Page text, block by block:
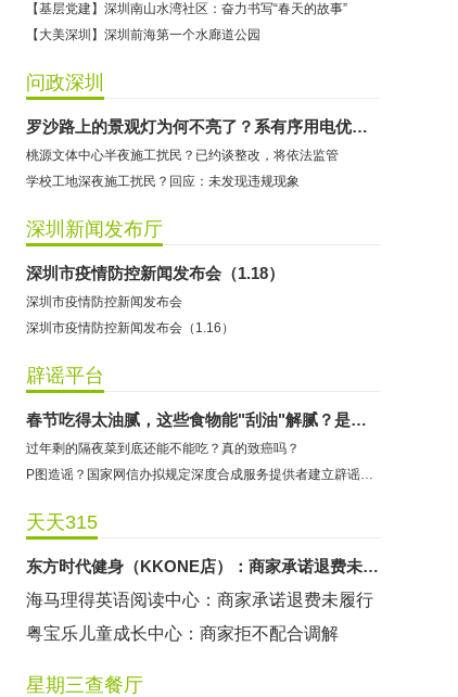
【基层党建】深圳南山水湾社区：奋力书写“春天的故事”
【大美深圳】深圳前海第一个水廊道公园
问政深圳
罗沙路上的景观灯为何不亮了？系有序用电优化照明
桃源文体中心半夜施工扰民？已约谈整改，将依法监管
学校工地深夜施工扰民？回应：未发现违规现象
深圳新闻发布厅
深圳市疫情防控新闻发布会（1.18）
深圳市疫情防控新闻发布会
深圳市疫情防控新闻发布会（1.16）
辟谣平台
春节吃得太油腻，这些食物能"刮油"解腻？是时候知道真相了
过年剩的隔夜菜到底还能不能吃？真的致癌吗？
P图造谣？国家网信办拟规定深度合成服务提供者建立辟谣机制
天天315
淘宝华斯柯数码专营店：商家承诺退费未履行
冠蓝篮球:商家拒不配合调解
海马理得英语阅读中心：商家承诺退费未履行
粤宝乐儿童成长中心：商家拒不配合调解
星期三查餐厅